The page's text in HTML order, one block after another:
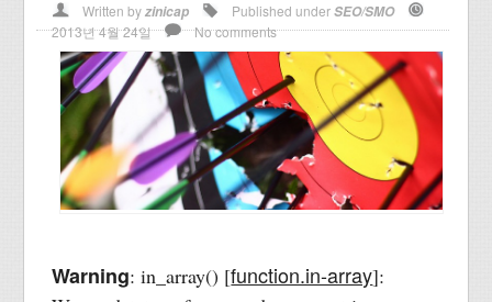
Written byzinicap Published underSEO/SMO
2013년 4월 24일
No comments
Warning: in_array() [function.in-array]: